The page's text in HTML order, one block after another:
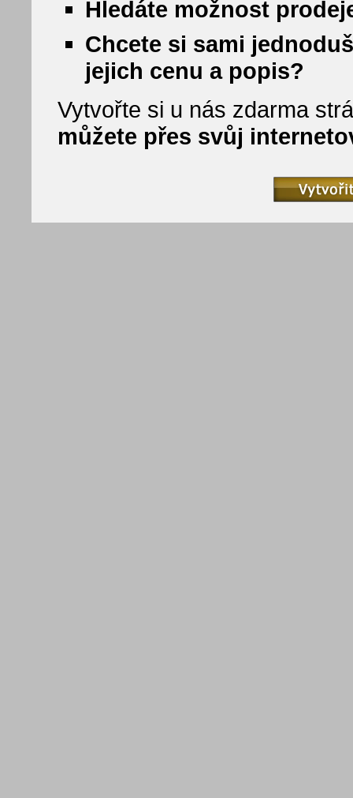
Hledáte možnost
Chcete si sami
jejich cenu a popis?
Vytvořte si u nás zdarma
můžete přes svůj